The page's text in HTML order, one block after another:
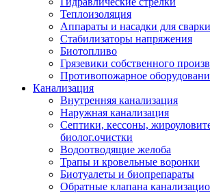
Теплоизоляция
Аппараты и насадки для
Стабилизаторы напряжения
Биотопливо
Грязевики собственного
Противопожарное
Канализация
Внутренняя канализация
Наружная канализация
Септики, кессоны,
биолог.очистки
Водоотводящие желоба
Трапы и кровельные воронки
Биотуалеты и биопрепараты
Обратные клапана